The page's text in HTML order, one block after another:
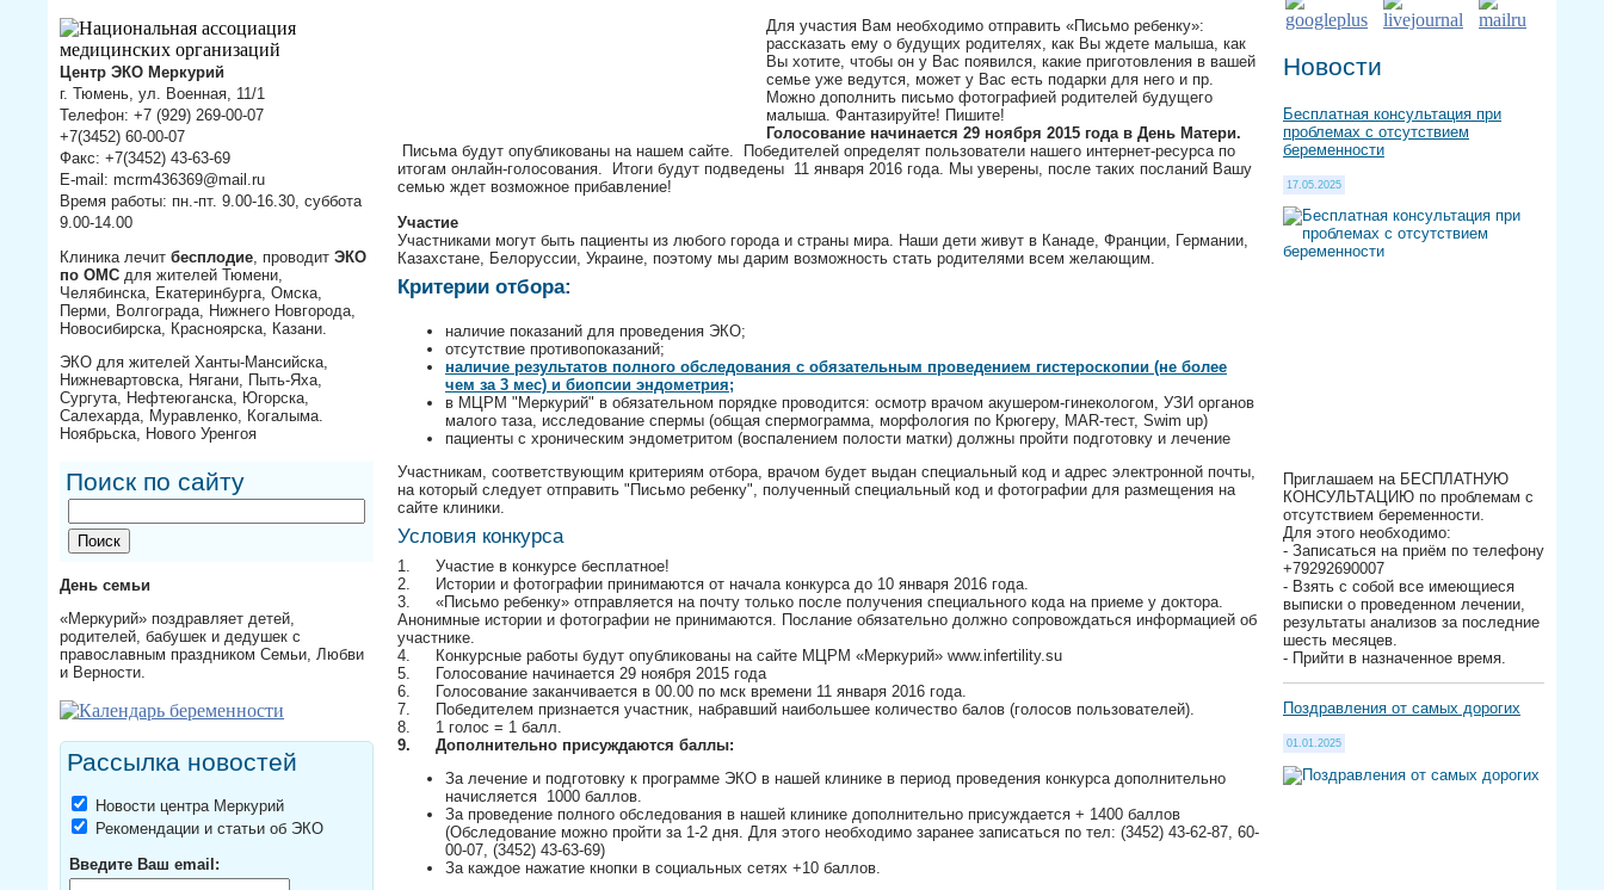
Центр ЭКО Меркурий
г. Тюмень, ул. Военная, 11/1
Телефон: +7 (929) 269-00-07
+7(3452) 60-00-07
Факс: +7(3452) 43-63-69
E-mail: mcrm436369@mail.ru
Время работы: пн.-пт. 9.00-16.30, суббота
9.00-14.00
Клиника лечит бесплодие , проводит ЭКО
по ОМС для жителей Тюмени,
Челябинска, Екатеринбурга, Омска,
Перми, Волгограда, Нижнего Новгорода,
Новосибирска, Красноярска, Казани.
ЭКО для жителей Ханты-Мансийска,
Нижневартовска, Нягани, Пыть-Яха,
Сургута, Нефтеюганска, Югорска,
Салехарда, Муравленко, Когалыма.
Ноябрьска, Нового Уренгоя
Поиск по сайту
День семьи
«Меркурий» поздравляет детей,
родителей, бабушек и дедушек с
православным праздником Семьи, Любви
и Верности.
Рассылка новостей
Новости центра Меркурий
Рекомендации и статьи об ЭКО
Введите Ваш email:
Для участия Вам необходимо отправить «Письмо ребенку»:
рассказать ему о будущих родителях, как Вы ждете малыша, как
Вы хотите, чтобы он у Вас появился, какие приготовления в вашей
семье уже ведутся, может у Вас есть подарки для него и пр.
Можно дополнить письмо фотографией родителей будущего
малыша. Фантазируйте! Пишите!
Голосование начинается 29 ноября 2015 года в День Матери.
Письма будут опубликованы на нашем сайте. Победителей определят пользователи нашего интернет-ресурса по
итогам онлайн-голосования. Итоги будут подведены 11 января 2016 года. Мы уверены, после таких посланий Вашу
семью ждет возможное прибавление!
Участие
Участниками могут быть пациенты из любого города и страны мира. Наши дети живут в Канаде, Франции, Германии,
Казахстане, Белоруссии, Украине, поэтому мы дарим возможность стать родителями всем желающим.
Критерии отбора:
наличие показаний для проведения ЭКО;
отсутствие противопоказаний;
наличие результатов полного обследования с обязательным проведением гистероскопии (не более
чем за 3 мес) и биопсии эндометрия;
в МЦРМ "Меркурий" в обязательном порядке проводится: осмотр врачом акушером-гинекологом, УЗИ органов
малого таза, исследование спермы (общая спермограмма, морфология по Крюгеру, MAR-тест, Swim up)
пациенты с хроническим эндометритом (воспалением полости матки) должны пройти подготовку и лечение
Участникам, соответствующим критериям отбора, врачом будет выдан специальный код и адрес электронной почты,
на который следует отправить "Письмо ребенку", полученный специальный код и фотографии для размещения на
сайте клиники.
Условия конкурса
1.
Участие в конкурсе бесплатное!
2.
Истории и фотографии принимаются от начала конкурса до 10 января 2016 года.
3.
«Письмо ребенку» отправляется на почту только после получения специального кода на приеме у доктора.
Анонимные истории и фотографии не принимаются. Послание обязательно должно сопровождаться информацией об
участнике.
4.
Конкурсные работы будут опубликованы на сайте МЦРМ «Меркурий» www.infertility.su
5.
Голосование начинается 29 ноября 2015 года
6.
Голосование заканчивается в 00.00 по мск времени 11 января 2016 года.
7.
Победителем признается участник, набравший наибольшее количество балов (голосов пользователей).
8.
1 голос = 1 балл.
9.
Дополнительно присуждаются баллы:
За лечение и подготовку к программе ЭКО в нашей клинике в период проведения конкурса дополнительно
начисляется 1000 баллов.
За проведение полного обследования в нашей клинике дополнительно присуждается + 1400 баллов
(Обследование можно пройти за 1-2 дня. Для этого необходимо заранее записаться по тел: (3452) 43-62-87, 60-
00-07, (3452) 43-63-69)
За каждое нажатие кнопки в социальных сетях +10 баллов.
Новости
Бесплатная консультация при
проблемах с отсутствием
беременности
17.05.2025
Приглашаем на БЕСПЛАТНУЮ
КОНСУЛЬТАЦИЮ по проблемам с
отсутствием беременности.
Для этого необходимо:
- Записаться на приём по телефону
+79292690007
- Взять с собой все имеющиеся
выписки о проведенном лечении,
результаты анализов за последние
шесть месяцев.
- Прийти в назначенное время.
Поздравления от самых дорогих
01.01.2025